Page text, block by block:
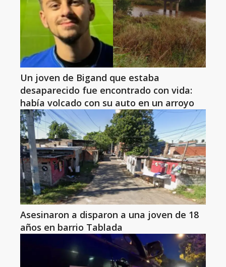
Un joven de Bigand que estaba
desaparecido fue encontrado con vida:
había volcado con su auto en un arroyo
Asesinaron a disparon a una joven de 18
años en barrio Tablada